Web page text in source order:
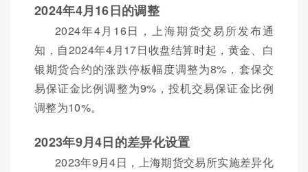
2024年4月16日的调整
2024年4月16日，上海期货交易所发布通
知，自2024年4月17日收盘结算时起，黄金、白
银期货合约的涨跌停板幅度调整为8%，套保交
易保证金比例调整为9%，投机交易保证金比例
调整为10%。
2023年9月4日的差异化设置
2023年9月4日，上海期货交易所实施差异化